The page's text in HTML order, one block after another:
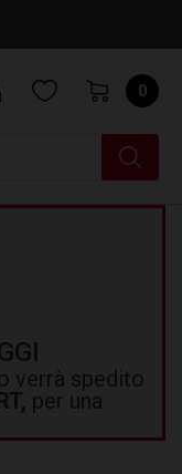
0
verrà spedito
per una